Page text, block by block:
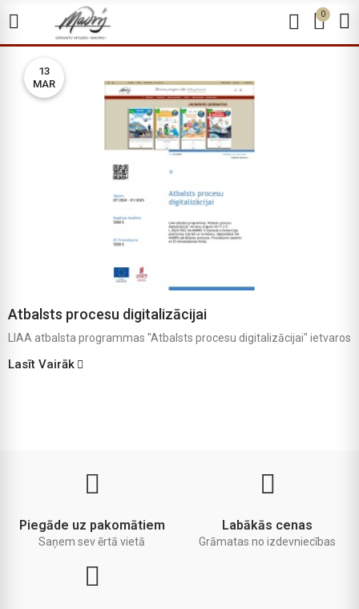
0
13
MAR
Atbalsts procesu digitalizācijai
LIAA atbalsta programmas "Atbalsts procesu digitalizācijai" ietvaros
Lasīt Vairāk
Piegāde uz pakomātiem
Saņem sev ērtā vietā
Labākās cenas
Grāmatas no izdevniecības